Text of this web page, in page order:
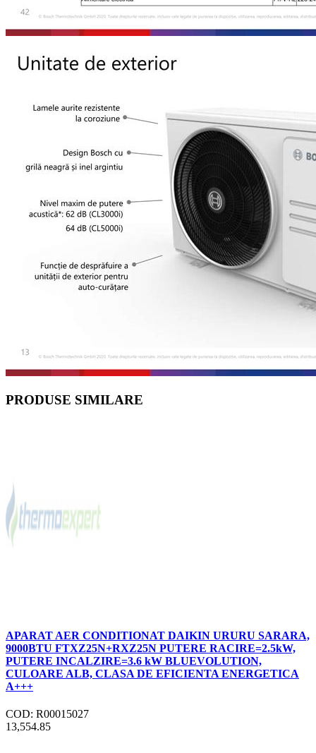
PRODUSE SIMILARE
APARAT AER CONDITIONAT DAIKIN URURU SARARA,
9000BTU FTXZ25N+RXZ25N PUTERE RACIRE=2.5kW,
PUTERE INCALZIRE=3.6 kW BLUEVOLUTION,
CULOARE ALB, CLASA DE EFICIENTA ENERGETICA
A+++
COD: R00015027
13,554.85